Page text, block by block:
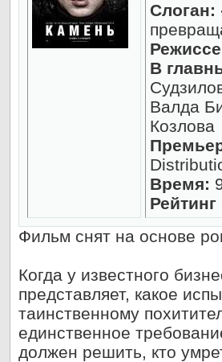
Слоган:
В
Валда
Козлова
Время:
Рейтинг
Фильм снят на основе
Когда у известного
представляет, какое
таинственному
единственное
должен решить, кто